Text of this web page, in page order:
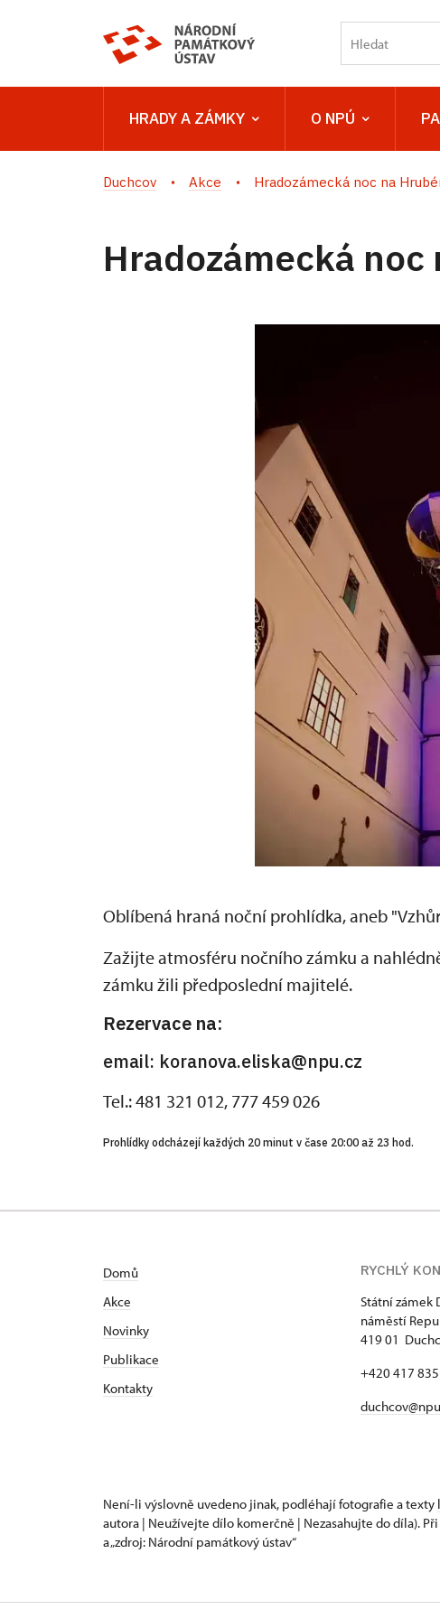
HRADY A ZÁMKY O NPÚ
Duchcov Akce Hradozámecká noc na
Hradozámecká noc
Oblíbená hraná noční prohlídka, aneb
Zažijte atmosféru nočního zámku a
zámku žili předposlední majitelé.
Rezervace na:
email: koranova.eliska@npu.cz
Tel.: 481 321 012, 777 459 026
Prohlídky odcházejí každých 20 minut v čase 20:00 až 23 hod.
Domů
Akce
Novinky
Publikace
Kontakty
RYCHLÝ
Státní zámek
náměstí
419 01
+420 417 835
Není-li výslovně uvedeno jinak, podléhají fotografie a texty
autora | Neužívejte dílo komerčně | Nezasahujte do díla).
a „zdroj: Národní památkový ústav“